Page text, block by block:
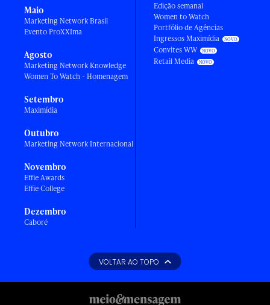
Maio
Marketing Network Brasil
Evento ProXXIma
Agosto
Marketing Network Knowledge
Women To Watch - Homenagem
Setembro
Maximídia
Outubro
Marketing Network Internacional
Novembro
Effie Awards
Effie College
Dezembro
Caboré
Edição semanal
Women to Watch
Portfólio de Agências
Ingressos Maximídia
Convites WW
Retail Media
VOLTAR AO TOPO